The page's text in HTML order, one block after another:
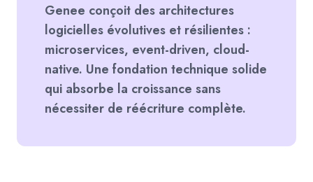
Genee conçoit des architectures
logicielles évolutives et résilientes :
microservices, event-driven, cloud-
native. Une fondation technique solide
qui absorbe la croissance sans
nécessiter de réécriture complète.